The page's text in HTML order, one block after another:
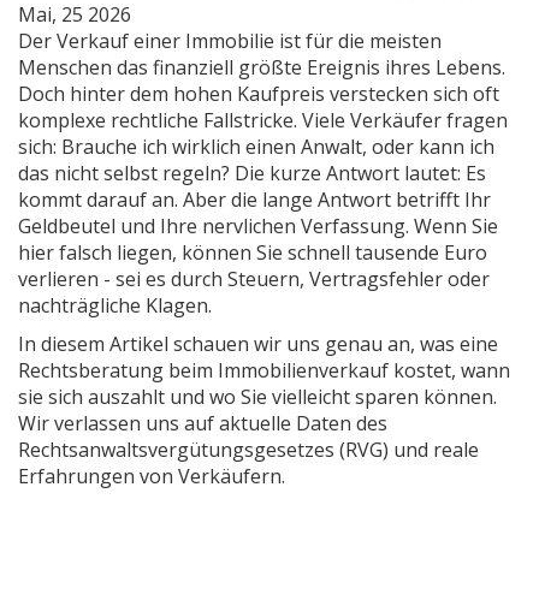
Mai, 25 2026
Der Verkauf einer Immobilie ist für die meisten
Menschen das finanziell größte Ereignis ihres Lebens.
Doch hinter dem hohen Kaufpreis verstecken sich oft
komplexe rechtliche Fallstricke. Viele Verkäufer fragen
sich: Brauche ich wirklich einen Anwalt, oder kann ich
das nicht selbst regeln? Die kurze Antwort lautet: Es
kommt darauf an. Aber die lange Antwort betrifft Ihr
Geldbeutel und Ihre nervlichen Verfassung. Wenn Sie
hier falsch liegen, können Sie schnell tausende Euro
verlieren - sei es durch Steuern, Vertragsfehler oder
nachträgliche Klagen.
In diesem Artikel schauen wir uns genau an, was eine
Rechtsberatung beim Immobilienverkauf kostet, wann
sie sich auszahlt und wo Sie vielleicht sparen können.
Wir verlassen uns auf aktuelle Daten des
Rechtsanwaltsvergütungsgesetzes (RVG) und reale
Erfahrungen von Verkäufern.